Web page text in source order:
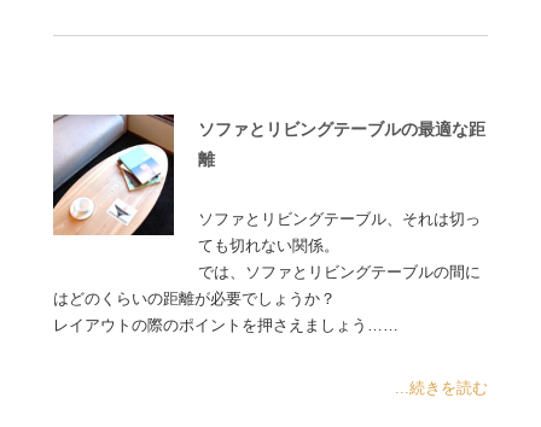
ソファとリビングテーブルの最適な距
離
ソファとリビングテーブル、それは切っ
ても切れない関係。
では、ソファとリビングテーブルの間に
はどのくらいの距離が必要でしょうか？
レイアウトの際のポイントを押さえましょう……
...続きを読む